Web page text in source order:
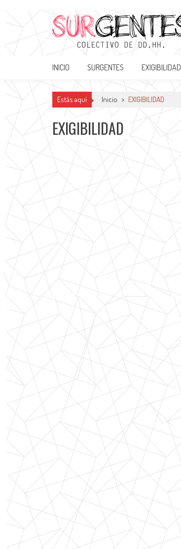
Surgentes
INICIO SURGENTES EXIGIBILIDAD
Estás aquí Inicio > EXIGIBILIDAD
EXIGIBILIDAD